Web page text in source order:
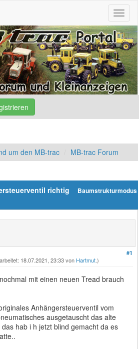
um den MB-trac MB-trac Forum
Baumstrukturmodus
richtig
#1
18.07.2021, 23:33 von Hartmut.)
mit einen neuen Tread brauch
Anhängersteuerventil vom
ausgetauscht das alte
hab i h jetzt blind gemacht da es